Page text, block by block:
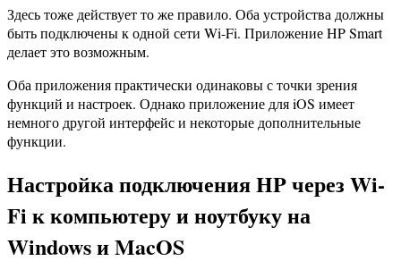
Здесь тоже действует то же правило. Оба устройства должны
быть подключены к одной сети Wi-Fi. Приложение HP Smart
делает это возможным.
Оба приложения практически одинаковы с точки зрения
функций и настроек. Однако приложение для iOS имеет
немного другой интерфейс и некоторые дополнительные
функции.
Настройка подключения HP через Wi-
Fi к компьютеру и ноутбуку на
Windows и MacOS